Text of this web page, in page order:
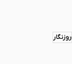
روزنگار